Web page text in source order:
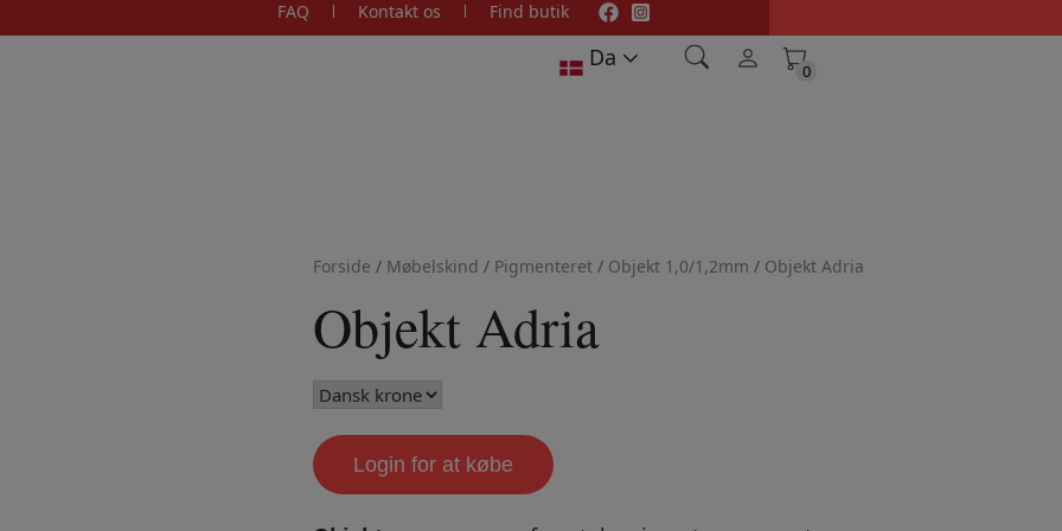
FAQ Kontakt os Find butik
Da 0
0
Forside / Møbelskind / Pigmenteret / Objekt 1,0/1,2mm / Objekt Adria
Objekt Adria
Login for at købe